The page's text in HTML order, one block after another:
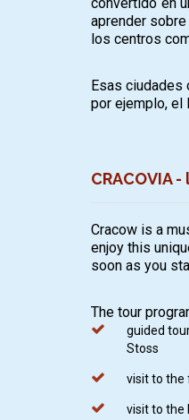
aprender
los centros
Esas ciudades
por ejemplo, el
Cracow is a
enjoy this
soon as you
The tour
guided
Stoss
visit to the
visit to the